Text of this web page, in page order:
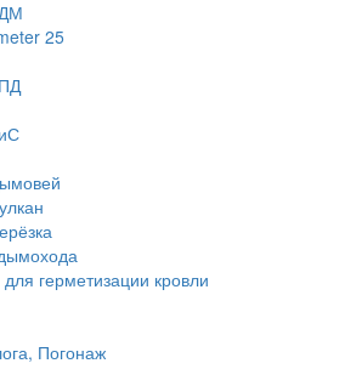
25
герметизации кровли
Погонаж